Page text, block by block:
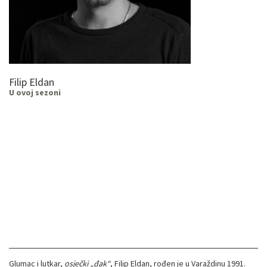
Filip Eldan
U ovoj sezoni
Glumac i lutkar, osječki „đak“, Filip Eldan, rođen je u Varaždinu 1991.